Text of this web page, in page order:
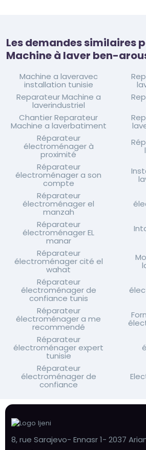
Les demandes similaires
Machine à laver ben-
Machine a laveravec
installation tunisie
Reparateur Machine a
laverindustriel
Chantier Reparateur
Machine a laverbatiment
Réparateur
électroménager à
proximité
Réparateur
électroménager a son
compte
Réparateur
électroménager el
manzah
Réparateur
électroménager EL
manar
Réparateur
électroménager cité el
wahat
Réparateur
électroménager de
confiance tunis
Réparateur
électroménager a me
recommendé
Réparateur
électroménager expert
tunisie
Réparateur
électroménager de
confiance
8, rue Sarajevo- Ennasr 1- 2037